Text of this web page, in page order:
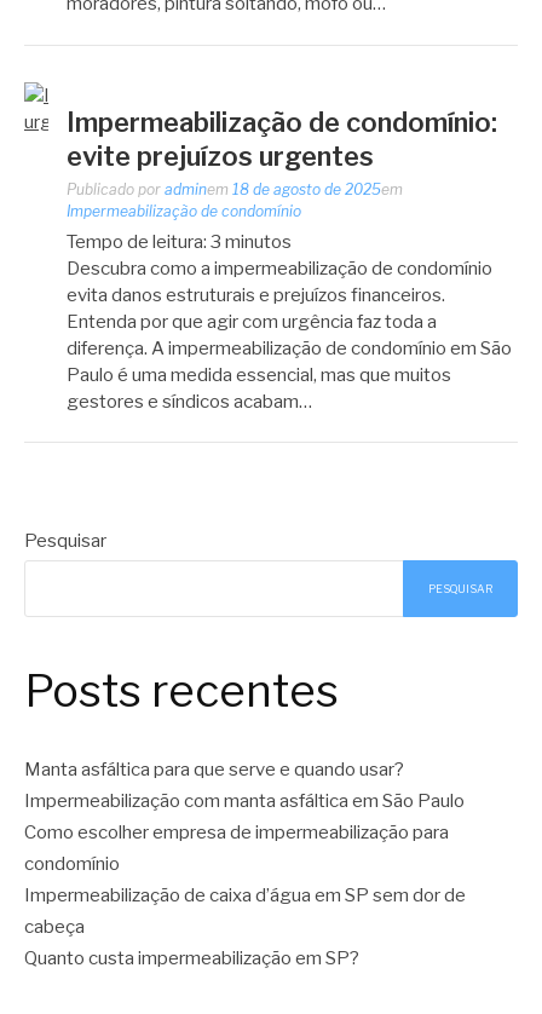
Impermeabilização de condomínio:
evite prejuízos urgentes
Publicado por adminem 18 de agosto de 2025em
Impermeabilização de condomínio
Tempo de leitura: 3 minutos
Descubra como a impermeabilização de condomínio
evita danos estruturais e prejuízos financeiros.
Entenda por que agir com urgência faz toda a
diferença. A impermeabilização de condomínio em São
Paulo é uma medida essencial, mas que muitos
gestores e síndicos acabam…
Pesquisar
PESQUISAR
Posts recentes
Manta asfáltica para que serve e quando usar?
Impermeabilização com manta asfáltica em São Paulo
Como escolher empresa de impermeabilização para
condomínio
Impermeabilização de caixa d’água em SP sem dor de
cabeça
Quanto custa impermeabilização em SP?